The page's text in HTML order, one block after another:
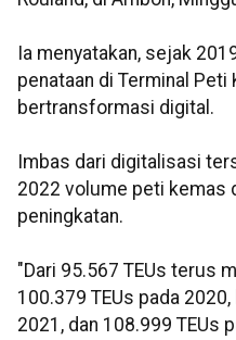
Ia menyatakan, sejak
penataan di Terminal Peti
bertransformasi digital.
Imbas dari digitalisasi
2022 volume peti kemas
peningkatan.
"Dari 95.567 TEUs terus
100.379 TEUs pada
2021, dan 108.999 TEUs